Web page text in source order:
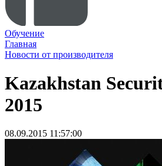
Обучение
Главная
Новости от производителя
Kazakhstan
2015
08.09.2015 11:57:00